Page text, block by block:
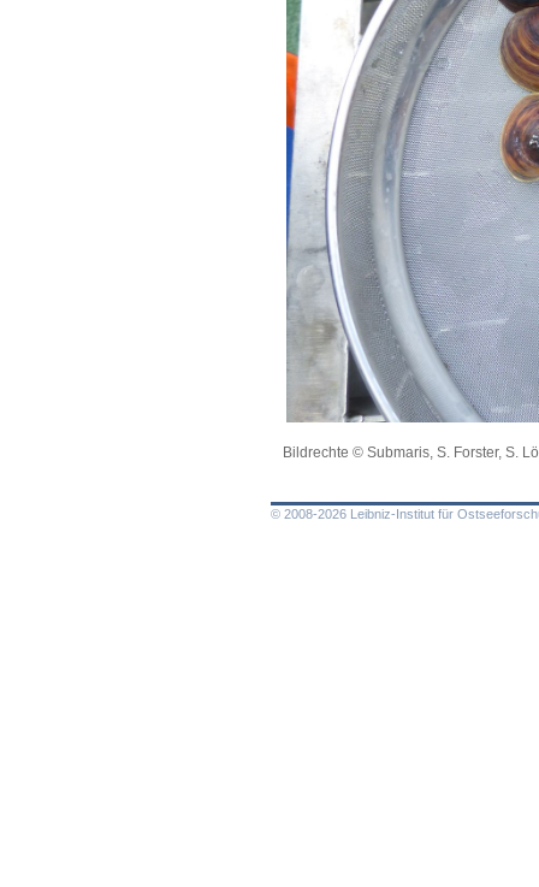
Bildrechte © Submaris, S. Forster, S.
© 2008-2026 Leibniz-Institut für